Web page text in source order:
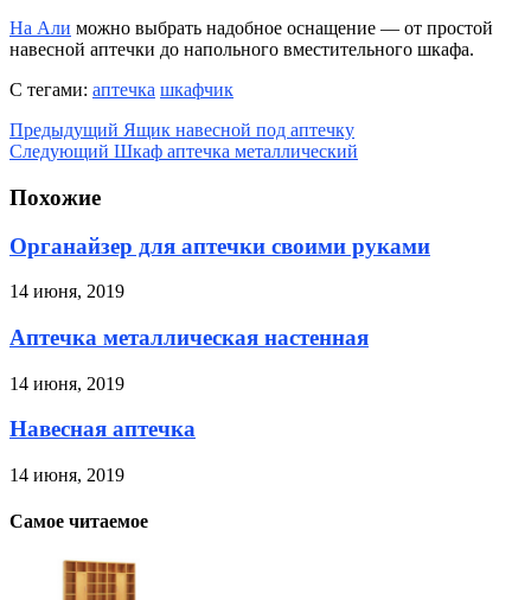
На Али можно выбрать надобное оснащение — от простой
навесной аптечки до напольного вместительного шкафа.
С тегами: аптечка шкафчик
Предыдущий Ящик навесной под аптечку
Следующий Шкаф аптечка металлический
Похожие
Органайзер для аптечки своими руками
14 июня, 2019
Аптечка металлическая настенная
14 июня, 2019
Навесная аптечка
14 июня, 2019
Самое читаемое